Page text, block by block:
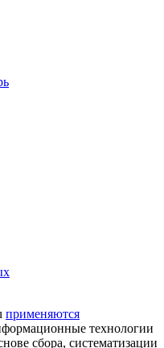
применяются
технологии
сбора, систематизации